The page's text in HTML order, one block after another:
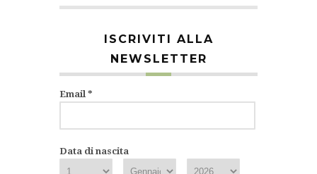
ISCRIVITI ALLA
NEWSLETTER
Email *
Data di nascita